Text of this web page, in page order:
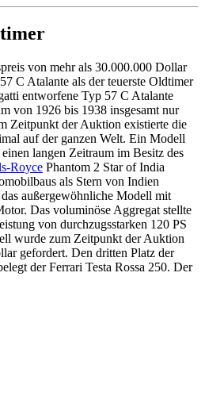
von mehr als 30.000.000 Dollar
C Atalante als der teuerste Oldtimer
entworfene Typ 57 C Atalante
von 1926 bis 1938 insgesamt nur
Zeitpunkt der Auktion existierte die
auf der ganzen Welt. Ein Modell
langen Zeitraum im Besitz des
Royce Phantom 2 Star of India
als Stern von Indien
außergewöhnliche Modell mit
Das voluminöse Aggregat stellte
von durchzugsstarken 120 PS
wurde zum Zeitpunkt der Auktion
gefordert. Den dritten Platz der
der Ferrari Testa Rossa 250. Der